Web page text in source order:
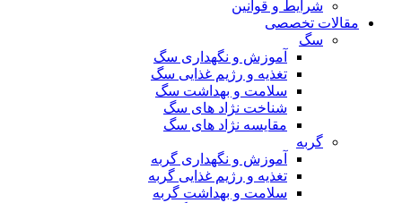
شرایط و قوانین
مقالات تخصصی
سگ
آموزش و نگهداری سگ
تغذیه و رژیم غذایی سگ
سلامت و بهداشت سگ
شناخت نژاد های سگ
مقایسه نژاد های سگ
گربه
آموزش و نگهداری گربه
تغذیه و رژیم غذایی گربه
سلامت و بهداشت گربه